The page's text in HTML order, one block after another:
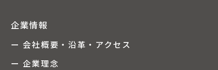
企業情報
ー 会社概要・沿革・アクセス
ー 企業理念